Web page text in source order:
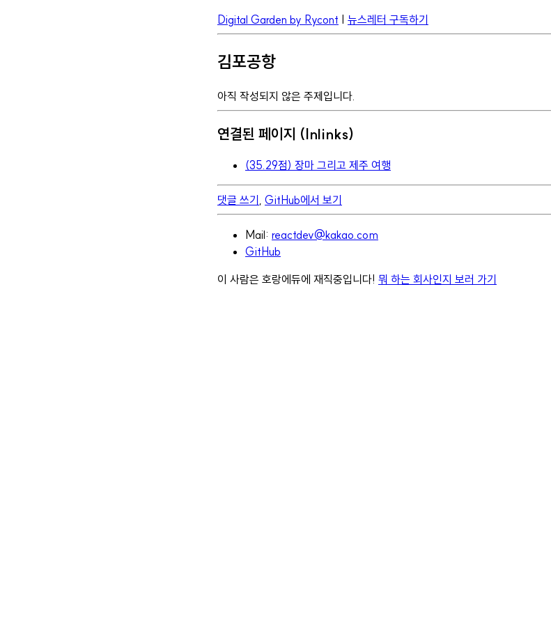
Digital Garden by Rycont 뉴스레터 구독하기
김포공항
아직 작성되지 않은 주제입니다.
연결된 페이지 (Inlinks)
(35.29점) 장마 그리고 제주 여행
댓글 쓰기 , GitHub에서 보기
Mail: reactdev@kakao.com
GitHub
이 사람은 호랑에듀에 재직중입니다! 뭐 하는 회사인지 보러 가기